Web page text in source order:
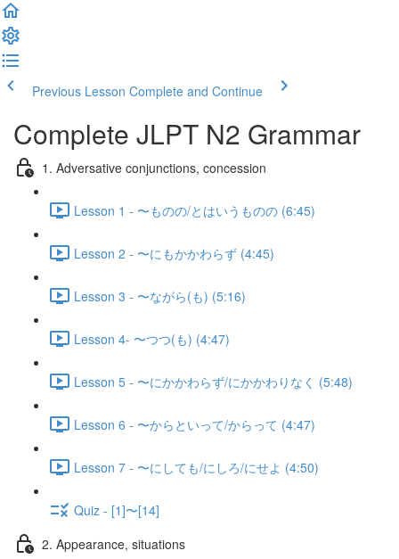
Previous Lesson Complete and Continue
Complete JLPT N2 Grammar
1. Adversative conjunctions, concession
Lesson 1 - 〜ものの/とはいうものの (6:45)
Lesson 2 - 〜にもかかわらず (4:45)
Lesson 3 - 〜ながら(も) (5:16)
Lesson 4- 〜つつ(も) (4:47)
Lesson 5 - 〜にかかわらず/にかかわりなく (5:48)
Lesson 6 - 〜からといって/からって (4:47)
Lesson 7 - 〜にしても/にしろ/にせよ (4:50)
Quiz - [1]〜[14]
2. Appearance, situations